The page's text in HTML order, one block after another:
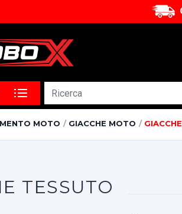
MOTO GIACCHE MOTO
TESSUTO